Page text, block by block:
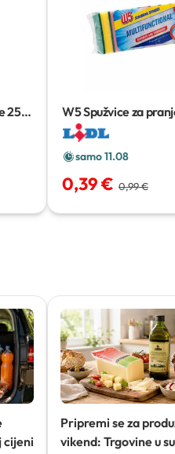
250
W5 Spužvice za
10 kom
samo 11.08
0,39 € 0,99 €
cijeni
Pripremi se za
vikend: Trgovine u